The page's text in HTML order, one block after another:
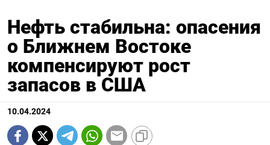
Нефть стабильна: опасения
о Ближнем Востоке
компенсируют рост
запасов в США
10.04.2024